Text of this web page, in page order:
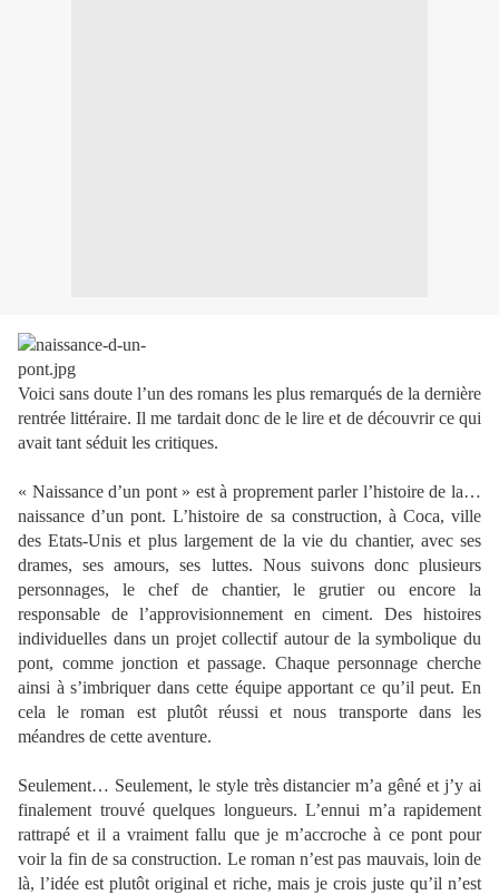
Voici sans doute l’un des romans les plus remarqués de la dernière
rentrée littéraire. Il me tardait donc de le lire et de découvrir ce qui
avait tant séduit les critiques.
« Naissance d’un pont » est à proprement parler l’histoire de la…
naissance d’un pont. L’histoire de sa construction, à Coca, ville
des Etats-Unis et plus largement de la vie du chantier, avec ses
drames, ses amours, ses luttes. Nous suivons donc plusieurs
personnages, le chef de chantier, le grutier ou encore la
responsable de l’approvisionnement en ciment. Des histoires
individuelles dans un projet collectif autour de la symbolique du
pont, comme jonction et passage. Chaque personnage cherche
ainsi à s’imbriquer dans cette équipe apportant ce qu’il peut. En
cela le roman est plutôt réussi et nous transporte dans les
méandres de cette aventure.
Seulement… Seulement, le style très distancier m’a gêné et j’y ai
finalement trouvé quelques longueurs. L’ennui m’a rapidement
rattrapé et il a vraiment fallu que je m’accroche à ce pont pour
voir la fin de sa construction. Le roman n’est pas mauvais, loin de
là, l’idée est plutôt original et riche, mais je crois juste qu’il n’est